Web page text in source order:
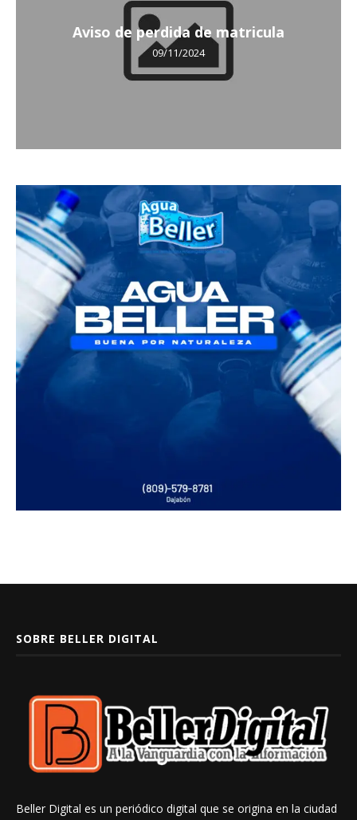
Aviso de perdida de matricula
09/11/2024
SOBRE BELLER DIGITAL
Beller Digital es un periódico digital que se origina en la ciudad